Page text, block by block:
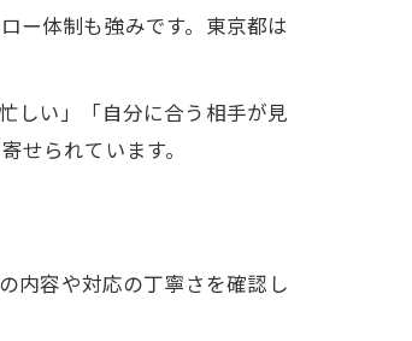
ー体制も強みです。東京都は
しい」「自分に合う相手が見
られています。
内容や対応の丁寧さを確認し